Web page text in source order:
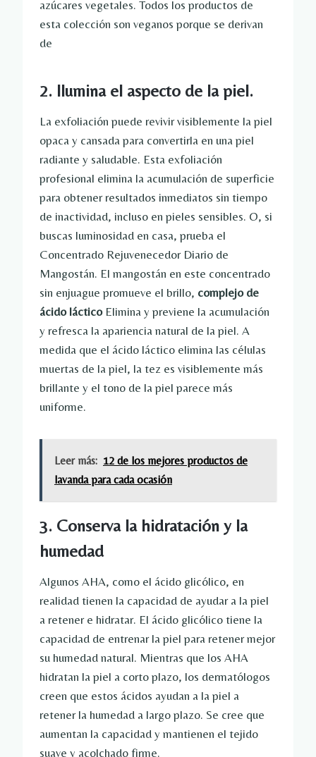
azúcares vegetales. Todos los productos de
esta colección son veganos porque se derivan
de
2. Ilumina el aspecto de la piel.
La exfoliación puede revivir visiblemente la piel
opaca y cansada para convertirla en una piel
radiante y saludable. Esta exfoliación
profesional elimina la acumulación de superficie
para obtener resultados inmediatos sin tiempo
de inactividad, incluso en pieles sensibles. O, si
buscas luminosidad en casa, prueba el
Concentrado Rejuvenecedor Diario de
Mangostán. El mangostán en este concentrado
sin enjuague promueve el brillo, complejo de
ácido láctico Elimina y previene la acumulación
y refresca la apariencia natural de la piel. A
medida que el ácido láctico elimina las células
muertas de la piel, la tez es visiblemente más
brillante y el tono de la piel parece más
uniforme.
Leer más: 12 de los mejores productos de
lavanda para cada ocasión
3. Conserva la hidratación y la
humedad
Algunos AHA, como el ácido glicólico, en
realidad tienen la capacidad de ayudar a la piel
a retener e hidratar. El ácido glicólico tiene la
capacidad de entrenar la piel para retener mejor
su humedad natural. Mientras que los AHA
hidratan la piel a corto plazo, los dermatólogos
creen que estos ácidos ayudan a la piel a
retener la humedad a largo plazo. Se cree que
aumentan la capacidad y mantienen el tejido
suave y acolchado firme.